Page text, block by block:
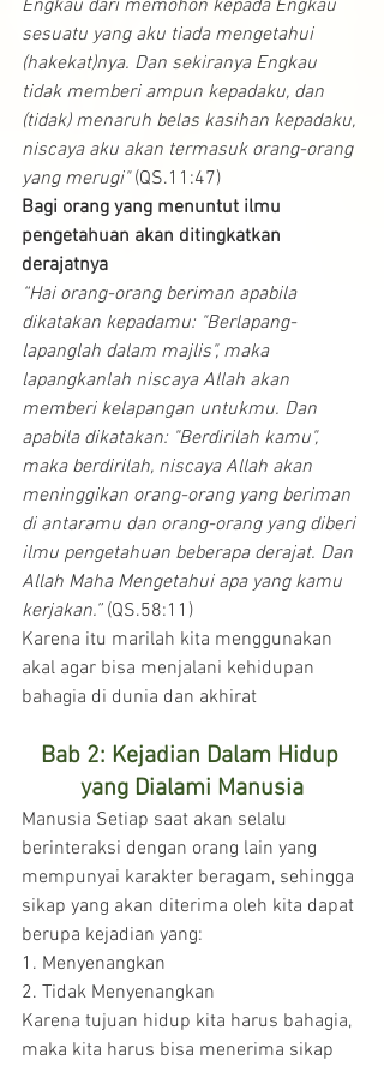
Engkau dari memohon kepada Engkau
sesuatu yang aku tiada mengetahui
(hakekat)nya. Dan sekiranya Engkau
tidak memberi ampun kepadaku, dan
(tidak) menaruh belas kasihan kepadaku,
niscaya aku akan termasuk orang-orang
yang merugi" (QS.11:47)
Bagi orang yang menuntut ilmu
pengetahuan akan ditingkatkan
derajatnya
“Hai orang-orang beriman apabila
dikatakan kepadamu: "Berlapang-
lapanglah dalam majlis", maka
lapangkanlah niscaya Allah akan
memberi kelapangan untukmu. Dan
apabila dikatakan: "Berdirilah kamu",
maka berdirilah, niscaya Allah akan
meninggikan orang-orang yang beriman
di antaramu dan orang-orang yang diberi
ilmu pengetahuan beberapa derajat. Dan
Allah Maha Mengetahui apa yang kamu
kerjakan.” (QS.58:11)
Karena itu marilah kita menggunakan
akal agar bisa menjalani kehidupan
bahagia di dunia dan akhirat
Bab 2: Kejadian Dalam Hidup
yang Dialami Manusia
Manusia Setiap saat akan selalu
berinteraksi dengan orang lain yang
mempunyai karakter beragam, sehingga
sikap yang akan diterima oleh kita dapat
berupa kejadian yang:
1. Menyenangkan
2. Tidak Menyenangkan
Karena tujuan hidup kita harus bahagia,
maka kita harus bisa menerima sikap